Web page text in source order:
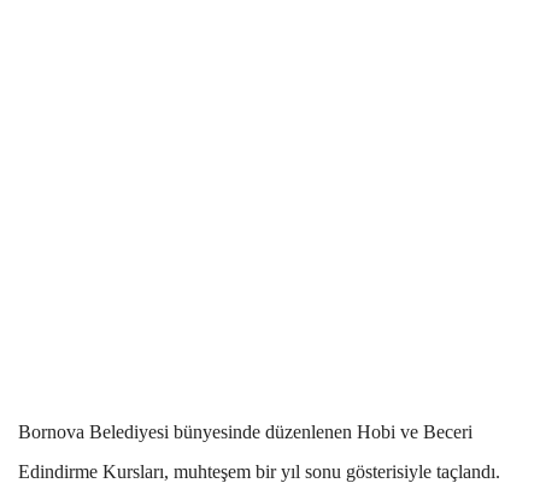
Bornova Belediyesi bünyesinde düzenlenen Hobi ve Beceri
Edindirme Kursları, muhteşem bir yıl sonu gösterisiyle taçlandı.